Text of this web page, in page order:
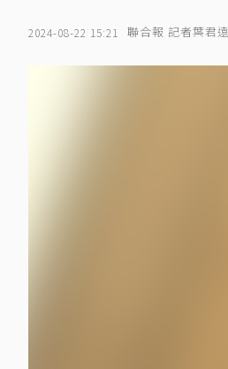
2024-08-22 15:21 聯合報 記者葉君